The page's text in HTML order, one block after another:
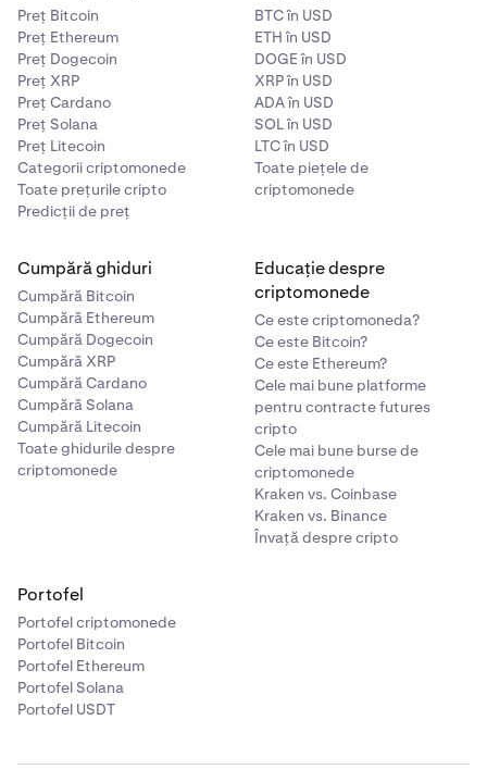
Preț Bitcoin
Preț Ethereum
Preț Dogecoin
Preț XRP
Preț Cardano
Preț Solana
Preț Litecoin
Categorii criptomonede
Toate prețurile cripto
Predicții de preț
BTC în USD
ETH în USD
DOGE în USD
XRP în USD
ADA în USD
SOL în USD
LTC în USD
Toate piețele de
criptomonede
Cumpără ghiduri
Cumpără Bitcoin
Cumpără Ethereum
Cumpără Dogecoin
Cumpără XRP
Cumpără Cardano
Cumpără Solana
Cumpără Litecoin
Toate ghidurile despre
criptomonede
Educație despre
criptomonede
Ce este criptomoneda?
Ce este Bitcoin?
Ce este Ethereum?
Cele mai bune platforme
pentru contracte futures
cripto
Cele mai bune burse de
criptomonede
Kraken vs. Coinbase
Kraken vs. Binance
Învață despre cripto
Portofel
Portofel criptomonede
Portofel Bitcoin
Portofel Ethereum
Portofel Solana
Portofel USDT